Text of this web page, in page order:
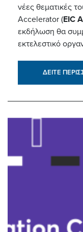
νέες θεματικές
Accelerator (EIC
εκδήλωση θα
εκτελεστικό
ΔΕΙΤΕ